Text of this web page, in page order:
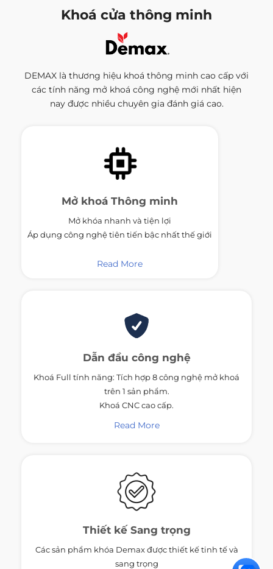
Khoá cửa thông minh
DEMAX là thương hiệu khoá thông minh cao cấp với
các tính năng mở khoá công nghệ mới nhất hiện
nay được nhiều chuyên gia đánh giá cao.
Mở khoá Thông minh
Mở khóa nhanh và tiện lợi
Áp dụng công nghệ tiên tiến bậc nhất thế giới
Read More
Dẫn đầu công nghệ
Khoá Full tính năng: Tích hợp 8 công nghệ mở khoá
trên 1 sản phẩm.
Khoá CNC cao cấp.
Read More
Thiết kế Sang trọng
Các sản phẩm khóa Demax được thiết kế tinh tế và
sang trọng